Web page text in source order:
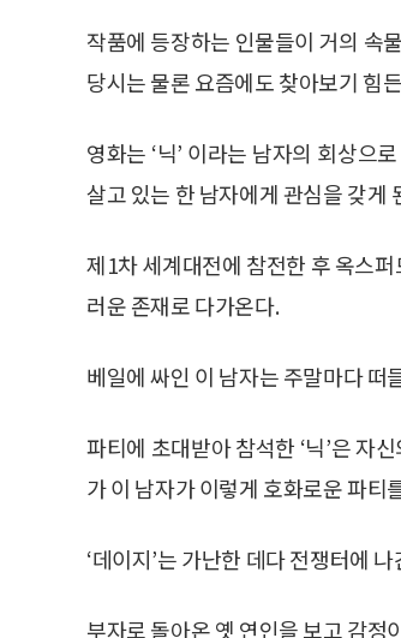
작품에 등장하는 인물들이 거의 속
당시는 물론 요즘에도 찾아보기 힘
영화는 ‘닉’ 이라는 남자의 회상으
살고 있는 한 남자에게 관심을 갖게
제1차 세계대전에 참전한 후 옥스
러운 존재로 다가온다.
베일에 싸인 이 남자는 주말마다 떠
파티에 초대받아 참석한 ‘닉’은 자
가 이 남자가 이렇게 호화로운 파티
‘데이지’는 가난한 데다 전쟁터에
부자로 돌아온 옛 연인을 보고 감정